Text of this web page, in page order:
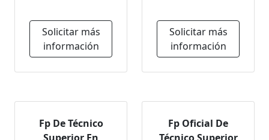
Solicitar más
información
Solicitar más
información
Fp De Técnico
Fp Oficial De